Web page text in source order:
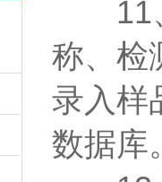
11、
称、检
录入样
数据库